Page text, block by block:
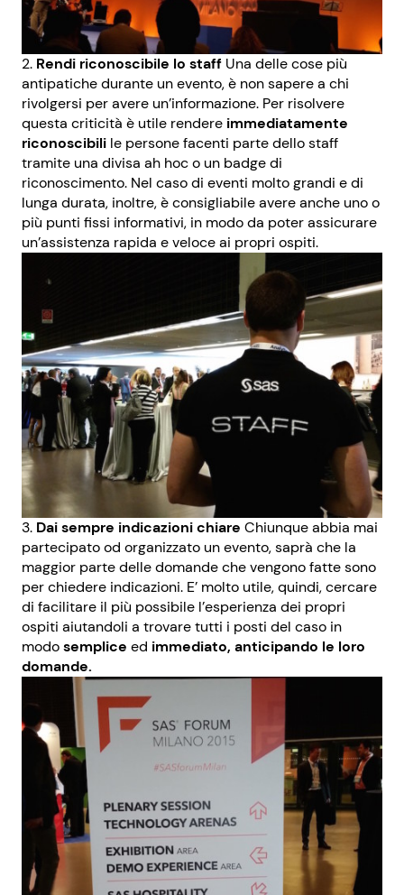
Rendi riconoscibile lo staff Una delle cose più
antipatiche durante un evento, è non sapere a chi
rivolgersi per avere un’informazione. Per risolvere
questa criticità è utile rendere immediatamente
riconoscibili le persone facenti parte dello staff
tramite una divisa ah hoc o un badge di
riconoscimento. Nel caso di eventi molto grandi e di
lunga durata, inoltre, è consigliabile avere anche uno o
più punti fissi informativi, in modo da poter assicurare
un’assistenza rapida e veloce ai propri ospiti.
Dai sempre indicazioni chiare Chiunque abbia mai
partecipato od organizzato un evento, saprà che la
maggior parte delle domande che vengono fatte sono
per chiedere indicazioni. E’ molto utile, quindi, cercare
di facilitare il più possibile l’esperienza dei propri
ospiti aiutandoli a trovare tutti i posti del caso in
modosemplice ed immediato, anticipando le loro
domande.